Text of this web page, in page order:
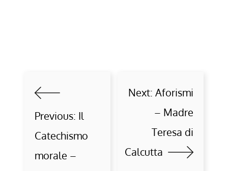
Previous: Il
Catechismo
morale –
Next: Aforismi
– Madre
Teresa di
Calcutta